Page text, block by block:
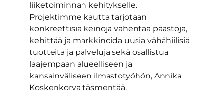
liiketoiminnan kehitykselle.
Projektimme kautta tarjotaan
konkreettisia keinoja vähentää päästöjä,
kehittää ja markkinoida uusia vähähiilisiä
tuotteita ja palveluja sekä osallistua
laajempaan alueelliseen ja
kansainväliseen ilmastotyöhön, Annika
Koskenkorva täsmentää.